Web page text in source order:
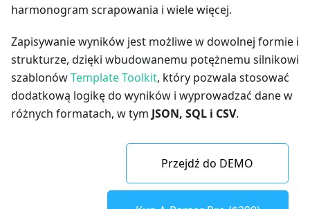
harmonogram scrapowania i wiele więcej.
Zapisywanie wyników jest możliwe w dowolnej formie i
strukturze, dzięki wbudowanemu potężnemu silnikowi
szablonówTemplate Toolkit, który pozwala stosować
dodatkową logikę do wyników i wyprowadzać dane w
różnych formatach, w tym JSON, SQL i CSV.
Przejdź do DEMO